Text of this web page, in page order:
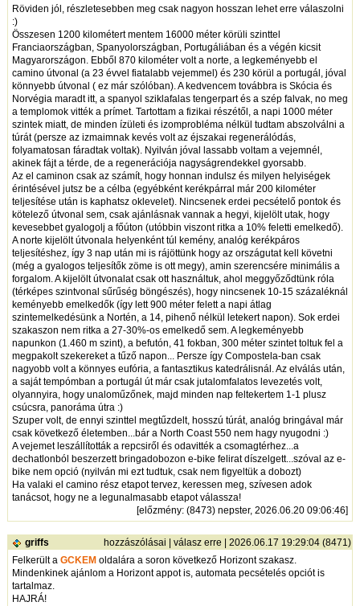
Röviden jól, részletesebben meg csak nagyon hosszan lehet erre válaszolni
:)
Összesen 1200 kilométert mentem 16000 méter körüli szinttel
Franciaországban, Spanyolországban, Portugáliában és a végén kicsit
Magyarországon. Ebből 870 kilométer volt a norte, a legkeményebb el
camino útvonal (a 23 évvel fiatalabb vejemmel) és 230 körül a portugál, jóval
könnyebb útvonal ( ez már szólóban). A kedvencem továbbra is Skócia és
Norvégia maradt itt, a spanyol sziklafalas tengerpart és a szép falvak, no meg
a templomok vitték a prímet. Tartottam a fizikai részétől, a napi 1000 méter
szintek miatt, de minden ízületi és izomprobléma nélkül tudtam abszolválni a
túrát (persze az izmaimnak kevés volt az éjszakai regenerálódás,
folyamatosan fáradtak voltak). Nyilván jóval lassabb voltam a vejemnél,
akinek fájt a térde, de a regenerációja nagyságrendekkel gyorsabb.
Az el caminon csak az számít, hogy honnan indulsz és milyen helyiségek
érintésével jutsz be a célba (egyébként kerékpárral már 200 kilométer
teljesítése után is kaphatsz oklevelet). Nincsenek erdei pecsételő pontok és
kötelező útvonal sem, csak ajánlásnak vannak a hegyi, kijelölt utak, hogy
kevesebbet gyalogolj a főúton (utóbbin viszont ritka a 10% feletti emelkedő).
A norte kijelölt útvonala helyenként túl kemény, analóg kerékpáros
teljesítéshez, így 3 nap után mi is rájöttünk hogy az országutat kell követni
(még a gyalogos teljesítők zöme is ott megy), amin szerencsére minimális a
forgalom. A kijelölt útvonalat csak ott használtuk, ahol meggyőződtünk róla
(térképes szintvonal sűrűség böngészés), hogy nincsenek 10-15 százaléknál
keményebb emelkedők (így lett 900 méter felett a napi átlag
szintemelkedésünk a Nortén, a 14, pihenő nélkül letekert napon). Sok erdei
szakaszon nem ritka a 27-30%-os emelkedő sem. A legkeményebb
napunkon (1.460 m szint), a befutón, 41 fokban, 300 méter szintet toltuk fel a
megpakolt szekereket a tűző napon... Persze így Compostela-ban csak
nagyobb volt a könnyes eufória, a fantasztikus katedrálisnál. Az elválás után,
a saját tempómban a portugál út már csak jutalomfalatos levezetés volt,
olyannyira, hogy unaloműzőnek, majd minden nap feltekertem 1-1 plusz
csúcsra, panoráma útra :)
Szuper volt, de ennyi szinttel megtűzdelt, hosszú túrát, analóg bringával már
csak következő életemben...bár a North Coast 550 nem hagy nyugodni :)
A vejemet leszállították a repcsiről és odavitték a csomagtérhez...a
dechatlonból beszerzett bringadobozon e-bike felirat díszelgett...szóval az e-
bike nem opció (nyilván mi ezt tudtuk, csak nem figyeltük a dobozt)
Ha valaki el camino rész etapot tervez, keressen meg, szívesen adok
tanácsot, hogy ne a legunalmasabb etapot válassza!
[előzmény: (8473) nepster, 2026.06.20 09:06:46]
griffs hozzászólásai |válasz erre | 2026.06.17 19:29:04 (8471)
Felkerült aGCKEM oldalára a soron következő Horizont szakasz.
Mindenkinek ajánlom a Horizont appot is, automata pecsételés opciót is
tartalmaz.
HAJRÁ!